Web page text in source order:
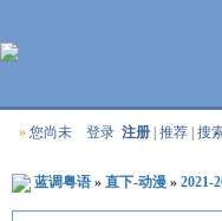
»您尚未 登录 注册| 推荐| 搜
蓝调粤语» 直下-动漫» 2021-